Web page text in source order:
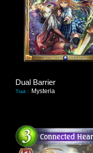
Dual Barrier
Trait : Mysteria